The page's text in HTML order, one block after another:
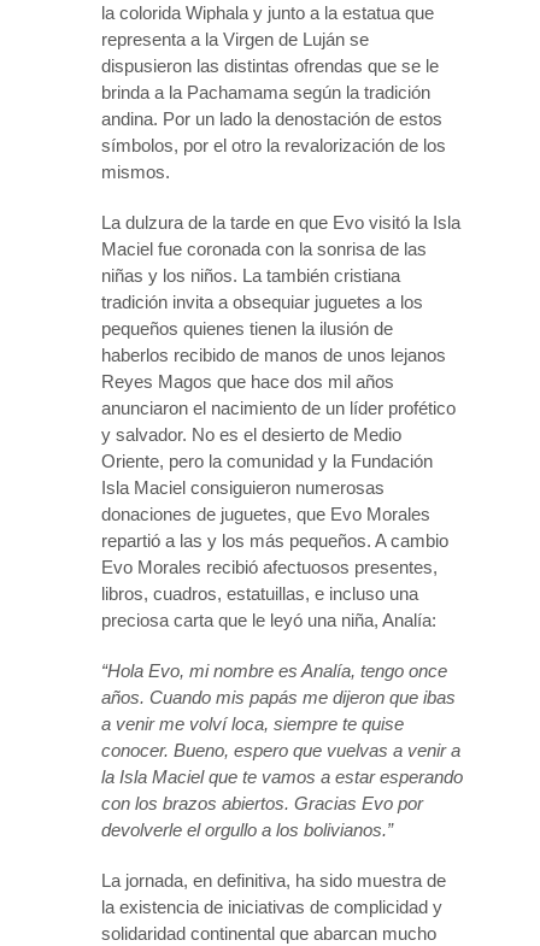
la colorida Wiphala y junto a la estatua que
representa a la Virgen de Luján se
dispusieron las distintas ofrendas que se le
brinda a la Pachamama según la tradición
andina. Por un lado la denostación de estos
símbolos, por el otro la revalorización de los
mismos.
La dulzura de la tarde en que Evo visitó la Isla
Maciel fue coronada con la sonrisa de las
niñas y los niños. La también cristiana
tradición invita a obsequiar juguetes a los
pequeños quienes tienen la ilusión de
haberlos recibido de manos de unos lejanos
Reyes Magos que hace dos mil años
anunciaron el nacimiento de un líder profético
y salvador. No es el desierto de Medio
Oriente, pero la comunidad y la Fundación
Isla Maciel consiguieron numerosas
donaciones de juguetes, que Evo Morales
repartió a las y los más pequeños. A cambio
Evo Morales recibió afectuosos presentes,
libros, cuadros, estatuillas, e incluso una
preciosa carta que le leyó una niña, Analía:
“Hola Evo, mi nombre es Analía, tengo once
años. Cuando mis papás me dijeron que ibas
a venir me volví loca, siempre te quise
conocer. Bueno, espero que vuelvas a venir a
la Isla Maciel que te vamos a estar esperando
con los brazos abiertos. Gracias Evo por
devolverle el orgullo a los bolivianos.”
La jornada, en definitiva, ha sido muestra de
la existencia de iniciativas de complicidad y
solidaridad continental que abarcan mucho